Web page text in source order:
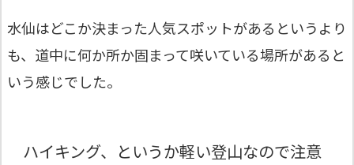
水仙はどこか決まった人気スポットがあるというより
も、道中に何か所か固まって咲いている場所があると
いう感じでした。
ハイキング、というか軽い登山なので注意